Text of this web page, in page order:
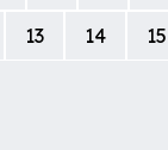
13 14 15